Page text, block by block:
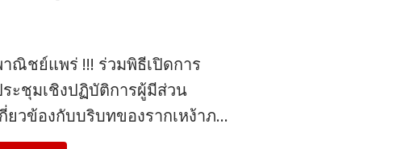
ณิชย์แพร่ !!! ร่วมพิธีเปิดการ
ะชุมเชิงปฏิบัติการผู้มีส่วน
ยวข้องกับบริบทของรากเหง้าภ…